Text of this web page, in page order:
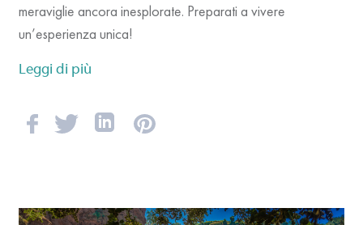
meraviglie ancora inesplorate. Preparati a vivere
un’esperienza unica!
Leggi di più